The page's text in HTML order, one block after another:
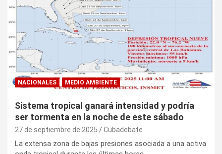
NACIONALES MEDIO AMBIENTE
Sistema tropical ganará intensidad y podría
ser tormenta en la noche de este sábado
27 de septiembre de 2025 Cubadebate
La extensa zona de bajas presiones asociada a una activa